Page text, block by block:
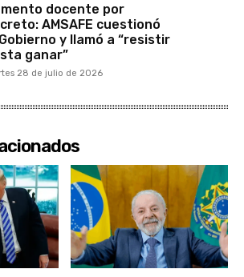
docente por
AMSAFE cuestionó
y llamó a “resistir
ganar”
28 de julio de 2026